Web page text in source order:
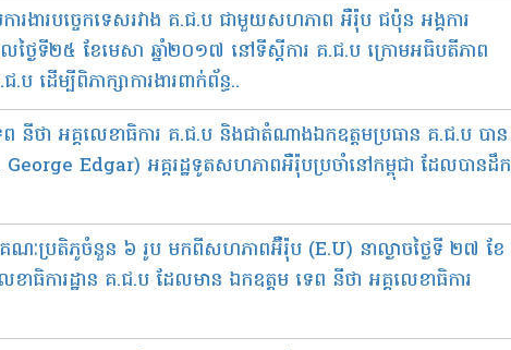
ារងារបច្ចេកទេសរវាង គ.ជ.ប ជាមួយសហភាព អឺរ៉ុប ជប៉ុន អង្គការ
ងៃទី២៥ ខែមេសា ឆ្នាំ២០១៧ នៅទីស្ដីការ គ.ជ.ប ក្រោមអធិបតីភាព
ដើម្បីពិភាក្សាការងារពាក់ព័ន្ធ..
នីថា អគ្គលេខាធិការ គ.ជ.ប និង​ជា​តំណាង​ឯកឧត្តម​ប្រធាន គ.ជ.ប បាន​
Edgar) អគ្គ​រដ្ឋ​ទូត​សហភាព​អឺរ៉ុប​ប្រចាំ​នៅ​កម្ពុជា ដែល​បាន​ដឹក​
ៈ​ប្រតិ​ភូ​ចំនួន ៦ រូប មក​ពី​​សហភាពអ៊ឺរ៉ុប (E.U) នា​ល្ងាច​ថ្ងៃទី ២៧ ខែ​
ធិការដ្ឋាន គ.ជ.ប ដែលមាន ឯកឧត្ដម ទេព នីថា អគ្គលេខាធិការ